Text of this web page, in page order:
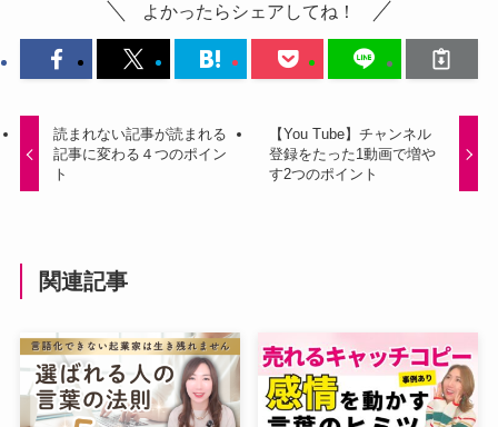
よかったらシェアしてね！
読まれない記事が読まれる
記事に変わる４つのポイン
ト
【You Tube】チャンネル
登録をたった1動画で増や
す2つのポイント
関連記事